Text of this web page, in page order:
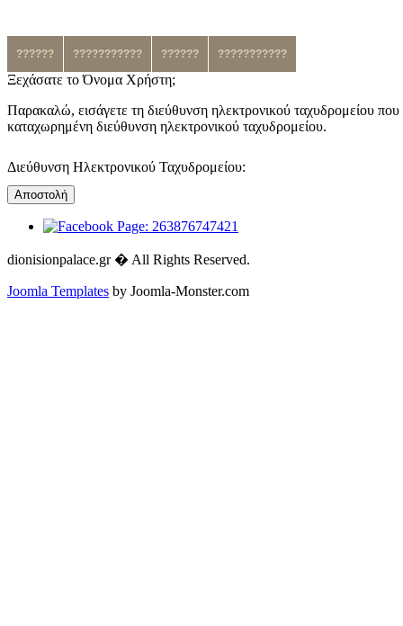
?????? ??????????? ?????? ???????????
Ξεχάσατε το Όνομα Χρήστη;
Παρακαλώ, εισάγετε τη διεύθυνση ηλεκτρονικού ταχυδρομείου
καταχωρημένη διεύθυνση ηλεκτρονικού ταχυδρομείου.
Διεύθυνση Ηλεκτρονικού Ταχυδρομείου:
Αποστολή
dionisionpalace.gr � All Rights Reserved.
Joomla Templates by Joomla-Monster.com